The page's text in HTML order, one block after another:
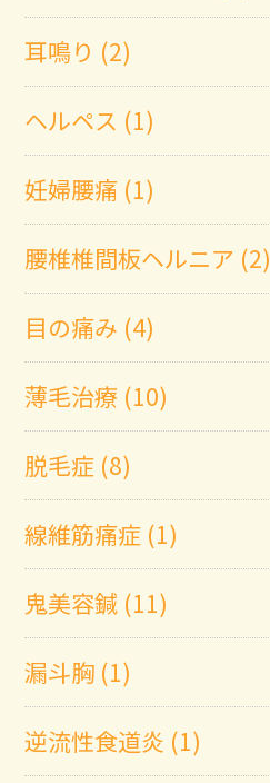
耳鳴り (2)
ヘルペス (1)
妊婦腰痛 (1)
腰椎椎間板ヘルニア (2)
目の痛み (4)
薄毛治療 (10)
脱毛症 (8)
線維筋痛症 (1)
鬼美容鍼 (11)
漏斗胸 (1)
逆流性食道炎 (1)